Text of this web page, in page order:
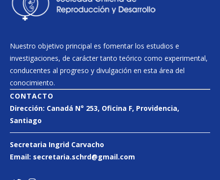
Nuestro objetivo principal es fomentar los estudios e
investigaciones, de carácter tanto teórico como experimental,
conducentes al progreso y divulgación en esta área del
conocimiento.
CONTACTO
Dirección: Canadá N° 253, Oficina F, Providencia,
Santiago
Secretaria Ingrid Carvacho
Email: secretaria.schrd@gmail.com